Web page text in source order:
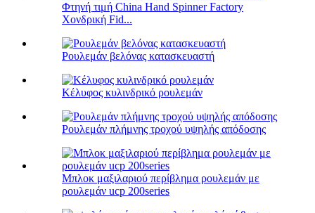
Φτηνή τιμή China Hand Spinner Factory
Χονδρική Fid...
Ρουλεμάν βελόνας κατασκευαστή
Κέλυφος κυλινδρικό ρουλεμάν
Ρουλεμάν πλήμνης τροχού υψηλής απόδοσης
Μπλοκ μαξιλαριού περίβλημα ρουλεμάν με
ρουλεμάν ucp 200series